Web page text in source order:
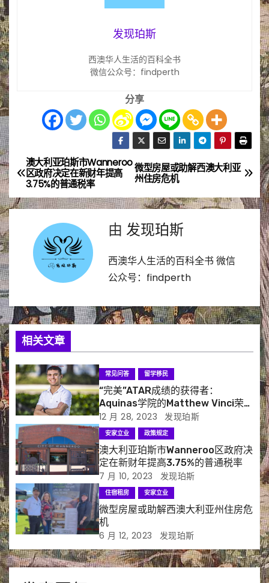
发现珀斯
西澳华人生活的百科全书
微信公众号：findperth
分享
文
章
航
微型房屋或助解西澳大利亚
州住房危机
澳大利亚珀斯市Wanneroo
区政府决定在新财年提高
3.75%的普通税率
由 发现珀斯
西澳华人生活的百科全书 微信
公众号：findperth
相关文章
常见问答 留学移民
“完美”ATAR成绩的获得者：
Aquinas学院的Matthew Vinci荣获
UWA Fogarty奖学金
12 月 28, 2023 发现珀斯
安家立业 政策规定
澳大利亚珀斯市Wanneroo区政府决
定在新财年提高3.75%的普通税率
7 月 10, 2023 发现珀斯
住宿租房 安家立业
微型房屋或助解西澳大利亚州住房危
机
6 月 12, 2023 发现珀斯